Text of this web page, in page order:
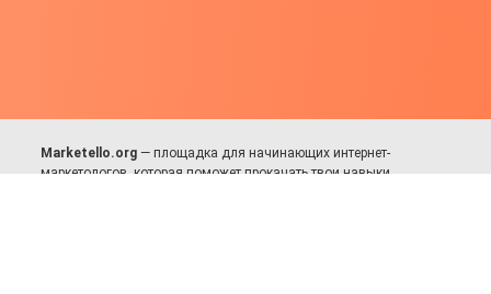
Marketello.org — площадка для начинающих интернет-
маркетологов, которая поможет прокачать твои навыки.